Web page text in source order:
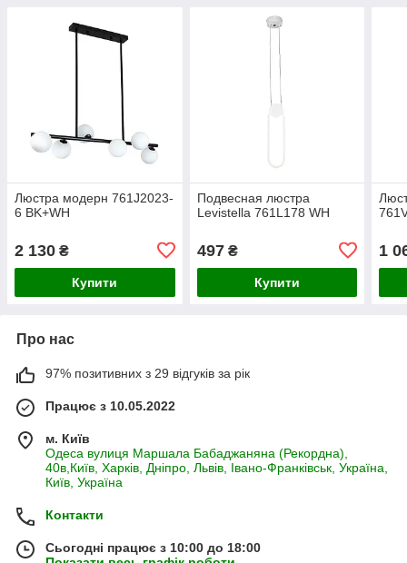
Люстра модерн 761J2023-
6 BK+WH
2 130 ₴
Купити
Подвесная люстра
Levistella 761L178 WH
497₴
Купити
1
Про нас
97% позитивних з 29 відгуків за рік
Працює з 10.05.2022
м. Київ
Одеса вулиця Маршала Бабаджаняна (Рекордна),
40в,Київ, Харків, Дніпро, Львів, Івано-Франківськ, Україна,
Київ, Україна
Контакти
Сьогодні працює з 10:00 до 18:00